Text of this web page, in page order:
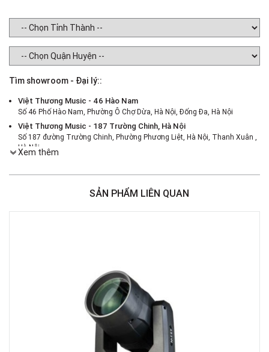
Tìm showroom - Đại lý::
Việt Thương Music - 46 Hào Nam
Số 46 Phố Hào Nam, Phường Ô Chợ Dừa, Hà Nội, Đống Đa, Hà Nội
Việt Thương Music - 187 Trường Chinh, Hà Nội
Số 187 đường Trường Chinh, Phường Phương Liệt, Hà Nội, Thanh Xuân ,
Hà Nội
386 Cách Mạng Tháng Tám, Phường Nhiêu Lộc, TPHCM, Quận 3, Hồ Chí
Việt Thương Music - 369 Điện Biên Phủ
Phường Tân Mỹ, TPHCM, Quận 7, Hồ Chí Minh
Việt Thương Music - 49E Phan Đăng Lưu
49E Phan Đăng Lưu, Phường Bình Thạnh, TPHCM, Quận Bình Thạnh, Hồ
Việt Thương Music - Phường Gò Vấp
11 Đường số 3, Khu dân cư Cityland Park Hill, Phường Gò Vấp, TPHCM,
Quận Gò Vấp, Hồ Chí Minh
Xem thêm
SẢN PHẨM LIÊN QUAN